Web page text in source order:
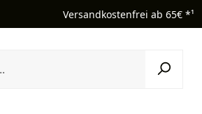
Versandkostenfrei ab 65€ *¹